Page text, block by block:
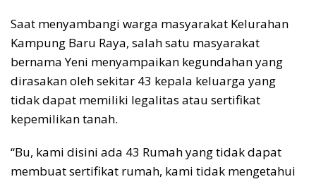
Saat menyambangi warga masyarakat Kelurahan
Kampung Baru Raya, salah satu masyarakat
bernama Yeni menyampaikan kegundahan yang
dirasakan oleh sekitar 43 kepala keluarga yang
tidak dapat memiliki legalitas atau sertifikat
kepemilikan tanah.
“Bu, kami disini ada 43 Rumah yang tidak dapat
membuat sertifikat rumah, kami tidak mengetahui